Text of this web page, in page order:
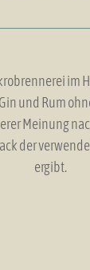
im
und Rum
Meinung
der
ergibt.